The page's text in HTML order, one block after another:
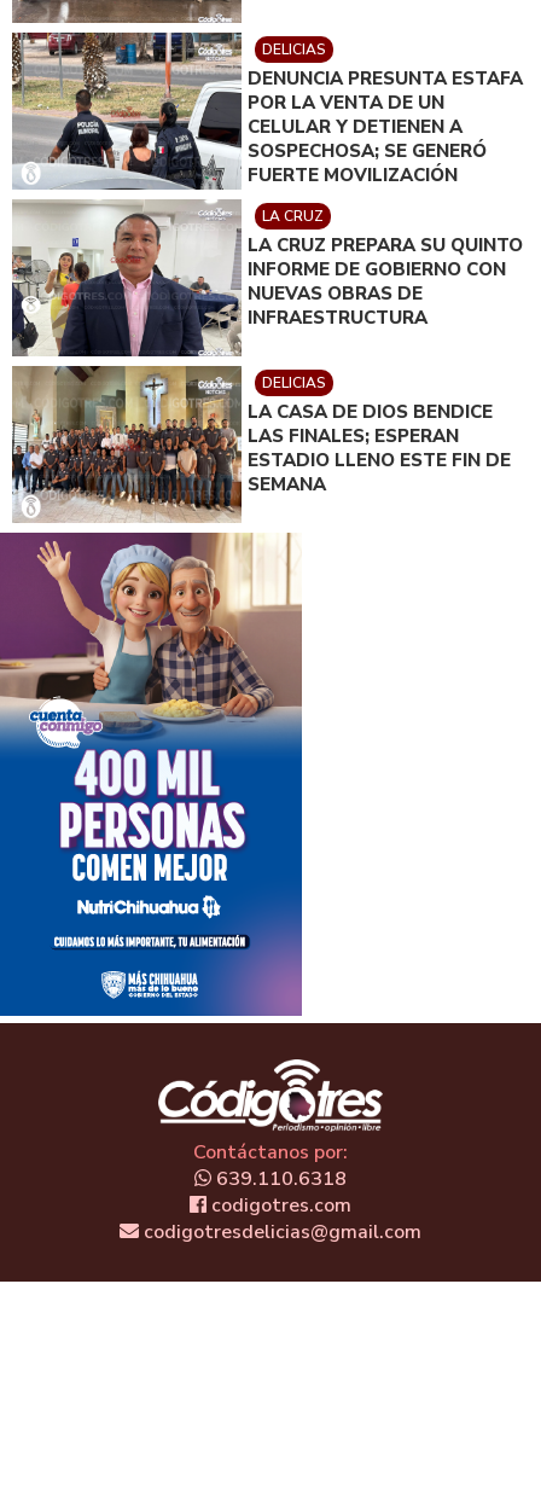
DELICIAS
DENUNCIA PRESUNTA ESTAFA
POR LA VENTA DE UN
CELULAR Y DETIENEN A
SOSPECHOSA; SE GENERÓ
FUERTE MOVILIZACIÓN
LA CRUZ
LA CRUZ PREPARA SU QUINTO
INFORME DE GOBIERNO CON
NUEVAS OBRAS DE
INFRAESTRUCTURA
DELICIAS
LA CASA DE DIOS BENDICE
LAS FINALES; ESPERAN
ESTADIO LLENO ESTE FIN DE
SEMANA
Contáctanos por:
639.110.6318
codigotres.com
codigotresdelicias@gmail.com